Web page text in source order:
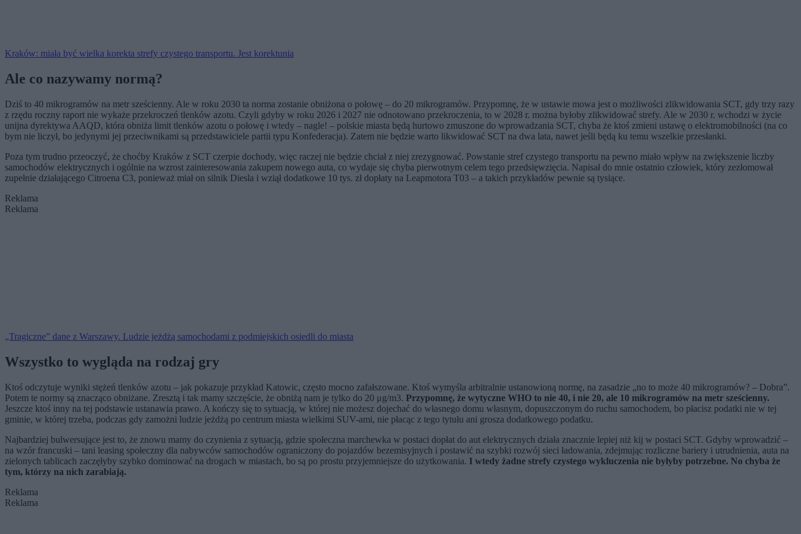
Kraków: miała być wielka korekta strefy czystego transportu. Jest korektunia
Ale co nazywamy normą?
Dziś to 40 mikrogramów na metr sześcienny. Ale w roku 2030 ta norma zostanie obniżona o połowę – do 20 mikrogramów. Przypomnę, że w ustawie mowa jest o możliwości zlikwidowania SCT, gdy trzy razy
z rzędu roczny raport nie wykaże przekroczeń tlenków azotu. Czyli gdyby w roku 2026 i 2027 nie odnotowano przekroczenia, to w 2028 r. można byłoby zlikwidować strefy. Ale w 2030 r. wchodzi w życie
unijna dyrektywa AAQD, która obniża limit tlenków azotu o połowę i wtedy – nagle! – polskie miasta będą hurtowo zmuszone do wprowadzania SCT, chyba że ktoś zmieni ustawę o elektromobilności (na co
bym nie liczył, bo jedynymi jej przeciwnikami są przedstawiciele partii typu Konfederacja). Zatem nie będzie warto likwidować SCT na dwa lata, nawet jeśli będą ku temu wszelkie przesłanki.
Poza tym trudno przeoczyć, że choćby Kraków z SCT czerpie dochody, więc raczej nie będzie chciał z niej zrezygnować. Powstanie stref czystego transportu na pewno miało wpływ na zwiększenie liczby
samochodów elektrycznych i ogólnie na wzrost zainteresowania zakupem nowego auta, co wydaje się chyba pierwotnym celem tego przedsięwzięcia. Napisał do mnie ostatnio człowiek, który zezłomował
zupełnie działającego Citroena C3, ponieważ miał on silnik Diesla i wziął dodatkowe 10 tys. zł dopłaty na Leapmotora T03 – a takich przykładów pewnie są tysiące.
Reklama
Reklama
„Tragiczne” dane z Warszawy. Ludzie jeżdżą samochodami z podmiejskich osiedli do miasta
Wszystko to wygląda na rodzaj gry
Ktoś odczytuje wyniki stężeń tlenków azotu – jak pokazuje przykład Katowic, często mocno zafałszowane. Ktoś wymyśla arbitralnie ustanowioną normę, na zasadzie „no to może 40 mikrogramów? – Dobra”.
Potem te normy są znacząco obniżane. Zresztą i tak mamy szczęście, że obniżą nam je tylko do 20 μg/m3. Przypomnę, że wytyczne WHO to nie 40, i nie 20, ale 10 mikrogramów na metr sześcienny.
Jeszcze ktoś inny na tej podstawie ustanawia prawo. A kończy się to sytuacją, w której nie możesz dojechać do własnego domu własnym, dopuszczonym do ruchu samochodem, bo płacisz podatki nie w tej
gminie, w której trzeba, podczas gdy zamożni ludzie jeżdżą po centrum miasta wielkimi SUV-ami, nie płacąc z tego tytułu ani grosza dodatkowego podatku.
Najbardziej bulwersujące jest to, że znowu mamy do czynienia z sytuacją, gdzie społeczna marchewka w postaci dopłat do aut elektrycznych działa znacznie lepiej niż kij w postaci SCT. Gdyby wprowadzić –
na wzór francuski – tani leasing społeczny dla nabywców samochodów ograniczony do pojazdów bezemisyjnych i postawić na szybki rozwój sieci ładowania, zdejmując rozliczne bariery i utrudnienia, auta na
zielonych tablicach zaczęłyby szybko dominować na drogach w miastach, bo są po prostu przyjemniejsze do użytkowania. I wtedy żadne strefy czystego wykluczenia nie byłyby potrzebne. No chyba że
tym, którzy na nich zarabiają.
Reklama
Reklama